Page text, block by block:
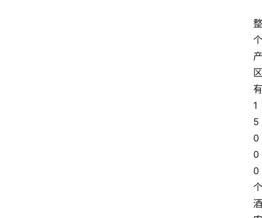
整
个
产
区
有
1
5
0
0
0
个
酒